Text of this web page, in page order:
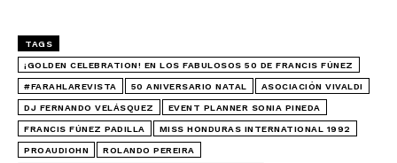
TAGS
¡GOLDEN CELEBRATION! EN LOS FABULOSOS 50 DE FRANCIS FÚNEZ
#FARAHLAREVISTA 50 ANIVERSARIO NATAL ASOCIACIÓN VIVALDI
DJ FERNANDO VELÁSQUEZ EVENT PLANNER SONIA PINEDA
FRANCIS FÚNEZ PADILLA MISS HONDURAS INTERNATIONAL 1992
PROAUDIOHN ROLANDO PEREIRA